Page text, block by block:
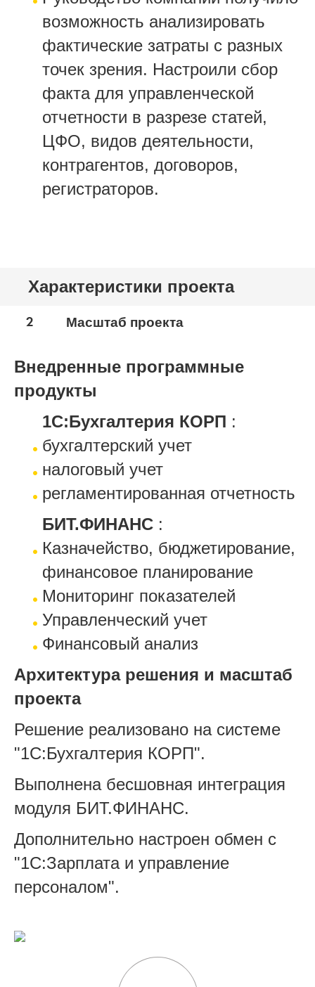
возможность анализировать
фактические затраты с разных
точек зрения. Настроили сбор
факта для управленческой
отчетности в разрезе статей,
ЦФО, видов деятельности,
контрагентов, договоров,
регистраторов.
Характеристики проекта
2 Масштаб проекта
Внедренные программные
продукты
1С:Бухгалтерия КОРП :
бухгалтерский учет
налоговый учет
регламентированная отчетность
БИТ.ФИНАНС :
Казначейство, бюджетирование,
финансовое планирование
Мониторинг показателей
Управленческий учет
Финансовый анализ
Архитектура решения и масштаб
проекта
Решение реализовано на системе
"1С:Бухгалтерия КОРП".
Выполнена бесшовная интеграция
модуля БИТ.ФИНАНС.
Дополнительно настроен обмен с
"1С:Зарплата и управление
персоналом".